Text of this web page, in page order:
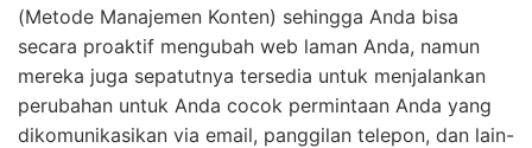
(Metode Manajemen Konten) sehingga Anda bisa
secara proaktif mengubah web laman Anda, namun
mereka juga sepatutnya tersedia untuk menjalankan
perubahan untuk Anda cocok permintaan Anda yang
dikomunikasikan via email, panggilan telepon, dan lain-